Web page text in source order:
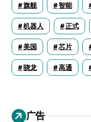
旗舰 智能
机器人 正式
美国 芯片
骁龙 高通
广告